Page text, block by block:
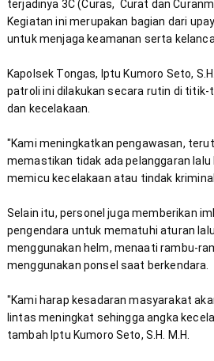
terjadinya 3C (Curas,  Curat dan
Kegiatan ini merupakan bagian dari
Kapolsek Tongas, Iptu Kumoro Seto,
patroli ini dilakukan secara rutin di
"Kami meningkatkan pengawasan,
memastikan tidak ada pelanggaran
Selain itu, personel juga memberikan
pengendara untuk mematuhi aturan
menggunakan helm, menaati rambu-
"Kami harap kesadaran masyarakat
lintas meningkat sehingga angka